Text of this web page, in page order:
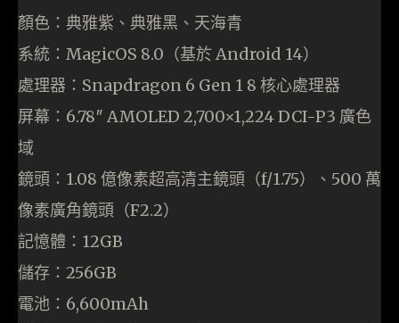
顏色：典雅紫、典雅黑、天海青
系統：MagicOS 8.0（基於 Android 14）
處理器：Snapdragon 6 Gen 1 8 核心處理器
屏幕：6.78″ AMOLED 2,700×1,224 DCI-P3 廣色
域
鏡頭：1.08 億像素超高清主鏡頭（f/1.75）、500 萬
像素廣角鏡頭（F2.2）
記憶體：12GB
儲存：256GB
電池：6,600mAh